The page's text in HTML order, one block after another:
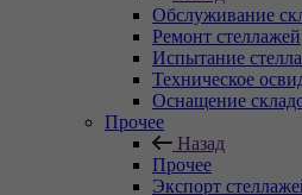
Обслуживание
Ремонт стеллажей
Испытание
Техническое
Оснащение
Прочее
Назад
Прочее
Экспорт